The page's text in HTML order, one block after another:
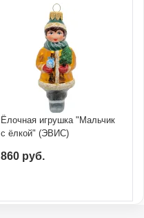
Ёлочная игрушка "Мальчик
с ёлкой" (ЭВИС)
860 руб.